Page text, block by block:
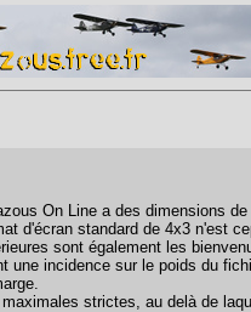
On Line a des dimensions
d'écran standard de 4x3 n'est
sont également les
une incidence sur le poids du
maximales strictes, au delà de